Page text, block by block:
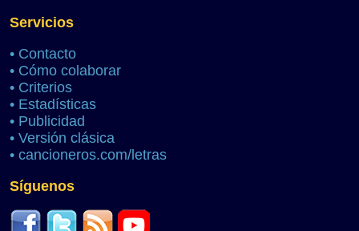
Servicios
• Contacto
• Cómo colaborar
• Criterios
• Estadísticas
• Publicidad
• Versión clásica
• cancioneros.com/letras
Síguenos